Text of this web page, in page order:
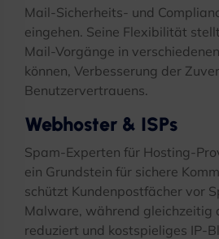
Mail-Sicherheits- und
eingehen. Seine Flexibilität
Mail-Vorgänge in
können, Verbesserung der
Benutzervertrauens.
Webhoster & ISPs
Spam-Experten für Hosting-
ein Grundstein für sichere
schützt Kundenpostfächer vor
Malware, während gleichzeitig
reduziert und kostspieliges IP-